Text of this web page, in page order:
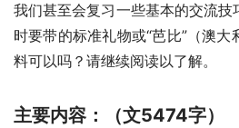
我们甚至会复习一些基本的交流
时要带的标准礼物或“芭比”（澳
料可以吗？请继续阅读以了解。
主要内容：（文5474字）